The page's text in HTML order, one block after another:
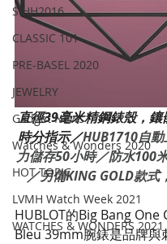
SIHH2016
CLASSIC 101
PRE-BASEL 2020
JEWELRY
Gadget News
Watches & Wonders 2020
HOT TOPIC
LVMH Watch Week 2021
WATCHES & WONDERS 2021
直徑39毫米精鋼錶殼，鑲
時分指示／HUB1710自
力儲存50小時／防水100
／另備KING GOLD款式
HUBLOT的Big Bang One
Bleu 39mm腕錶是品牌與